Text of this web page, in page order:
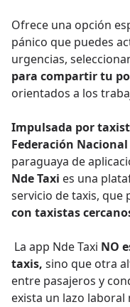
Ofrece una opción
pánico que puedes
urgencias,
para compartir tu
orientados a los
Impulsada por
Federación
paraguaya de
Nde Taxi es una
servicio de taxis, que
con taxistas
La app Nde Taxi NO
taxis, sino que otra
entre pasajeros y
exista un lazo